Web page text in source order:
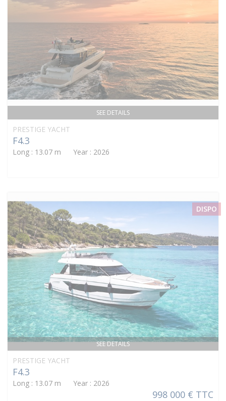
SEE DETAILS
PRESTIGE YACHT
F4.3
Long : 13.07 m Year : 2026
SEE DETAILS
DISPO
PRESTIGE YACHT
F4.3
Long : 13.07 m Year : 2026
998 000 € TTC